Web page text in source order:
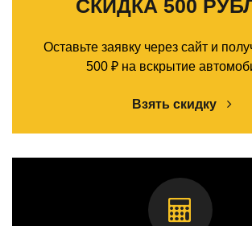
СКИДКА 500
Оставьте заявку через сайт и
500 ₽ на вскрытие
Взять скидку